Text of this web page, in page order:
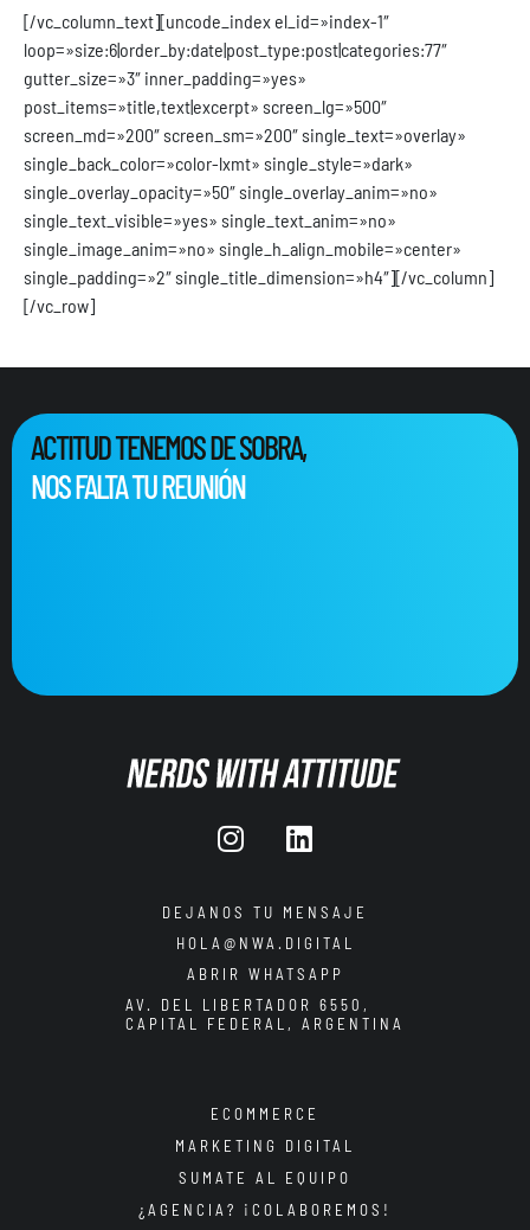
[/vc_column_text][uncode_index el_id=»index-1″
loop=»size:6|order_by:date|post_type:post|categories:77″
gutter_size=»3″ inner_padding=»yes»
post_items=»title,text|excerpt» screen_lg=»500″
screen_md=»200″ screen_sm=»200″ single_text=»overlay»
single_back_color=»color-lxmt» single_style=»dark»
single_overlay_opacity=»50″ single_overlay_anim=»no»
single_text_visible=»yes» single_text_anim=»no»
single_image_anim=»no» single_h_align_mobile=»center»
single_padding=»2″ single_title_dimension=»h4″][/vc_column]
[/vc_row]
ACTITUD TENEMOS DE SOBRA,
NOS FALTA TU REUNIÓN
DEJANOS TU MENSAJE
HOLA@NWA.DIGITAL
ABRIR WHATSAPP
AV. DEL LIBERTADOR 6550,
CAPITAL FEDERAL, ARGENTINA
ECOMMERCE
MARKETING DIGITAL
SUMATE AL EQUIPO
¿AGENCIA? ¡COLABOREMOS!